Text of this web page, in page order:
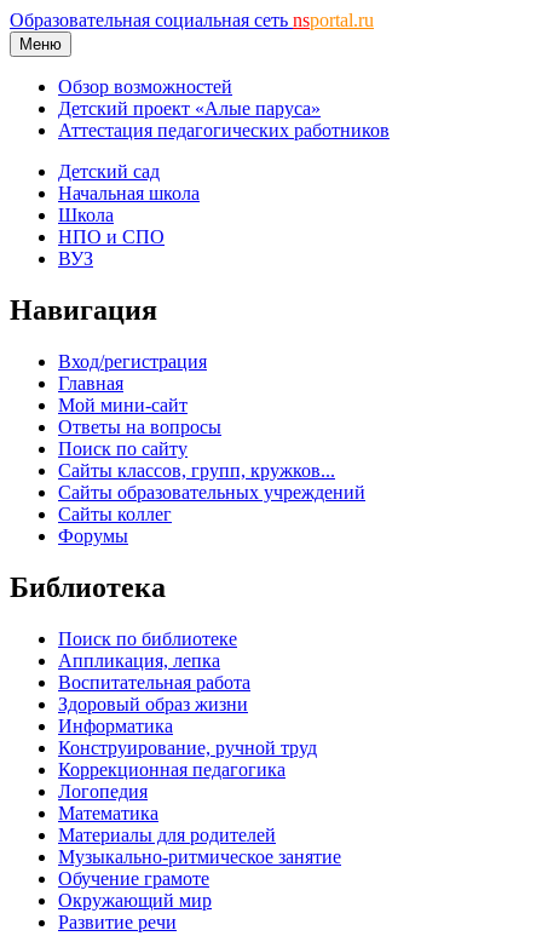
Образовательная социальная сеть nsportal.ru
Меню
Обзор возможностей
Детский проект «Алые паруса»
Аттестация педагогических работников
Детский сад
Начальная школа
Школа
НПО и СПО
ВУЗ
Навигация
Вход/регистрация
Главная
Мой мини-сайт
Ответы на вопросы
Поиск по сайту
Сайты классов, групп, кружков...
Сайты образовательных учреждений
Сайты коллег
Форумы
Библиотека
Поиск по библиотеке
Аппликация, лепка
Воспитательная работа
Здоровый образ жизни
Информатика
Конструирование, ручной труд
Коррекционная педагогика
Логопедия
Математика
Материалы для родителей
Музыкально-ритмическое занятие
Обучение грамоте
Окружающий мир
Развитие речи